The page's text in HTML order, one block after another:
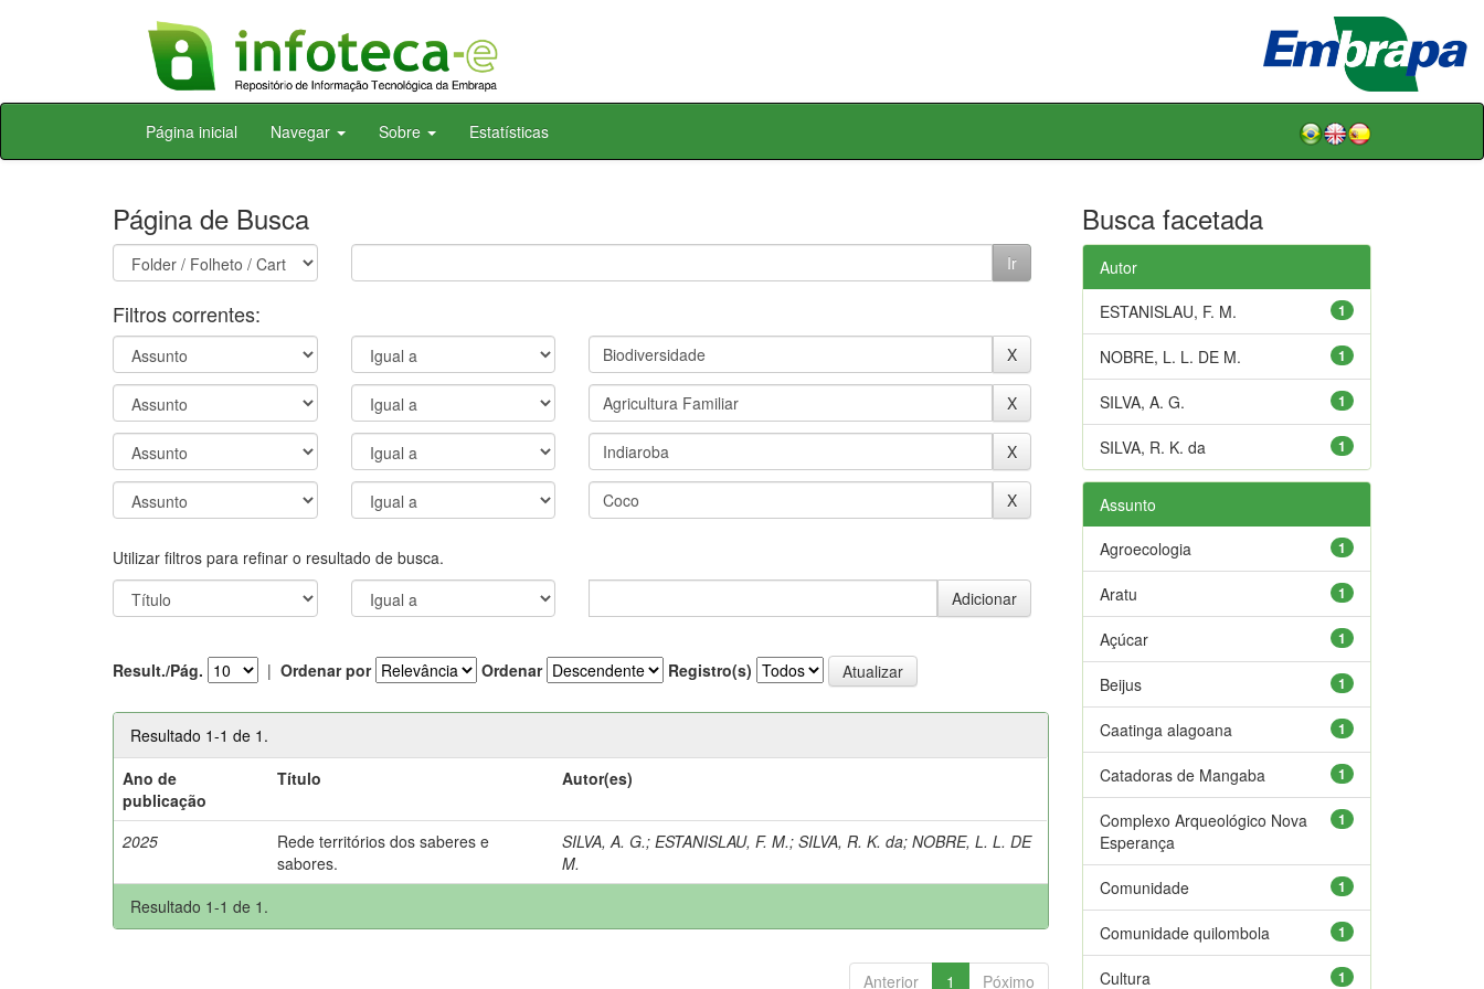
Skip
Página inicial Navegar Sobre Estatísticas
Página de Busca
Filtros correntes:
Utilizar filtros para refinar o resultado de busca.
Result./Pág. | Ordenar por Ordenar Registro(s)
Resultado 1-1 de 1.
Ano de
publicação
Título Autor(es)
2025
Rede territórios dos saberes e
sabores.
SILVA, A. G.;ESTANISLAU, F. M.;SILVA, R. K. da;NOBRE, L. L. DE
M.
Resultado 1-1 de 1.
Anterior 1 Póximo
Busca facetada
Autor
1
ESTANISLAU, F. M.
1
NOBRE, L. L. DE M.
1
SILVA, A. G.
1
SILVA, R. K. da
Assunto
1
Agroecologia
1
Aratu
1
Açúcar
1
Beijus
1
Caatinga alagoana
1
Catadoras de Mangaba
1
Complexo Arqueológico Nova
Esperança
1
Comunidade
1
Comunidade quilombola
1
Cultura